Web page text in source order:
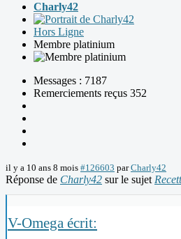
Charly42
Hors Ligne
Membre platinium
Messages : 7187
Remerciements reçus 352
il y a 10 ans 8 mois #126603 parCharly42
Réponse de Charly42 sur le sujet
V-Omega écrit: